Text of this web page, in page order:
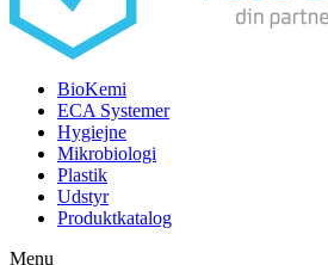
BioKemi
ECA Systemer
Hygiejne
Mikrobiologi
Plastik
Udstyr
Produktkatalog
Menu